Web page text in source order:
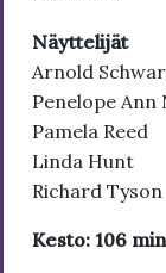
Näyttelijät
Arnold
Penelope Ann
Pamela Reed
Linda Hunt
Richard Tyson
Kesto: 106 min